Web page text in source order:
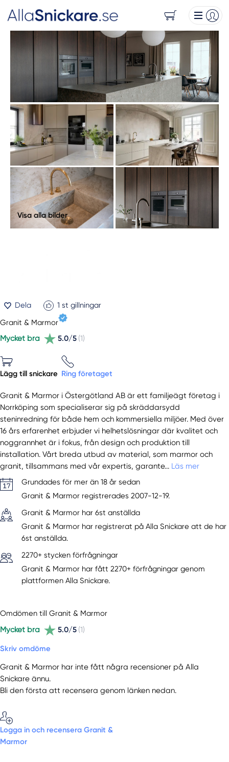
Visa alla bilder
Dela 1 st gillningar
Granit & Marmor
Mycket bra
5.0/5 (1)
Lägg till snickare Ring företaget
Granit & Marmor i Östergötland AB är ett familjeägt företag i
Norrköping som specialiserar sig på skräddarsydd
steninredning för både hem och kommersiella miljöer. Med över
16 års erfarenhet erbjuder vi helhetslösningar där kvalitet och
noggrannhet är i fokus, från design och produktion till
installation. Vårt breda utbud av material, som marmor och
granit, tillsammans med vår expertis, garante... Läs mer
Grundades för mer än 18 år sedan
Granit & Marmor registrerades 2007-12-19.
Granit & Marmor har 6st anställda
Granit & Marmor har registrerat på Alla Snickare att de har
6st anställda.
2270+ stycken förfrågningar
Granit & Marmor har fått 2270+ förfrågningar genom
plattformen Alla Snickare.
Omdömen till Granit & Marmor
Mycket bra
5.0/5 (1)
Skriv omdöme
Granit & Marmor har inte fått några recensioner på Alla
Snickare ännu.
Bli den första att recensera genom länken nedan.
Logga in och recensera Granit &
Marmor